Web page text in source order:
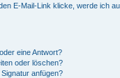
E-Mail-Link klicke, werde ich
eine Antwort?
oder löschen?
anfügen?